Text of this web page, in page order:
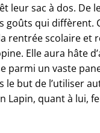
leur sac à dos. De
qui diffèrent.
scolaire et
Elle aura hâte
parmi un vaste
but de l’utiliser
Lapin, quant à lui,